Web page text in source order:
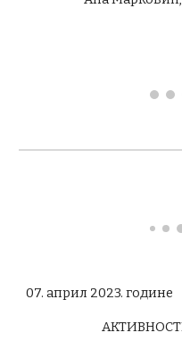
07. април 2023. године